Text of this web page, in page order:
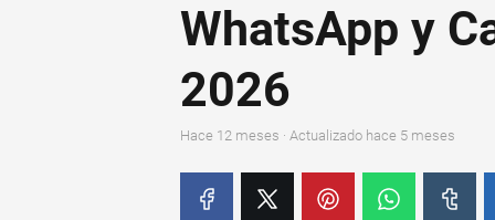
WhatsApp y
2026
hace 12 meses · Actualizado hace 5 meses